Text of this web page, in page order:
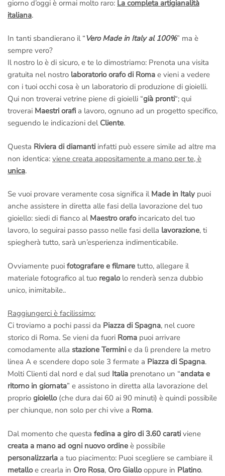
Chiama ilnumero verde gratuito di Roma 800 034 552
Per informazioni sui diamanti e sulle certificazioni puoi scrivere
anche al nostro
ufficio dei diamanti di Londra al numero
+39 3446696789 (Solo messaggi di testo)
Anelli.it – Via Margutta 94, Roma Citofono Anelli.it
della scalinata di Trinità dei Monti – Piazza di Spagna)
scendendo alla fermata
Piazza di
Spagna
–Per motivi di Privacy e di Sicurezza riceviamo solo ed
di selezione all’ingresso.
giorno d’oggi è ormai molto raro: La completa artigianalità
italiana.
In tanti sbandierano il “Vero Made in Italy al 100%” ma è
sempre vero?
Il nostro lo è di sicuro, e te lo dimostriamo: Prenota una visita
gratuita nel nostro laboratorio orafo di Roma e vieni a vedere
con i tuoi occhi cosa è un laboratorio di produzione di gioielli.
Qui non troverai vetrine piene di gioielli “già pronti“; qui
troverai Maestri orafi a lavoro, ognuno ad un progetto specifico,
seguendo le indicazioni del Cliente.
Questa Riviera di diamanti infatti può essere simile ad altre ma
non identica: viene creata appositamente a mano per te, è
unica.
Se vuoi provare veramente cosa significa il Made in Italypuoi
anche assistere in diretta alle fasi della lavorazione del tuo
gioiello: siedi di fianco al Maestro orafoincaricato del tuo
lavoro, lo seguirai passo passo nelle fasi della lavorazione, ti
spiegherà tutto, sarà un’esperienza indimenticabile.
Ovviamente puoi fotografare e filmare tutto, allegare il
materiale fotografico al tuo regalolo renderà senza dubbio
unico, inimitabile..
Raggiungerci è facilissimo:
Ci troviamo a pochi passi da Piazza di Spagna, nel cuore
storico di Roma. Se vieni da fuori Roma puoi arrivare
comodamente alla stazione Termini e da lì prendere la metro
linea A e scendere dopo sole 3 fermate a Piazza di Spagna.
Molti Clienti dal nord e dal sud Italia prenotano un “andata e
ritorno in giornata” e assistono in diretta alla lavorazione del
proprio gioiello(che dura dai 60 ai 90 minuti) è quindi possibile
per chiunque, non solo per chi vive a Roma.
Dal momento che questa fedina a giro di 3.60 carati viene
creata a mano ad ogni nuovo ordine è possibile
personalizzarla a tuo piacimento: Puoi scegliere se cambiare il
metalloe crearla in Oro Rosa, Oro Giallooppure in Platino.